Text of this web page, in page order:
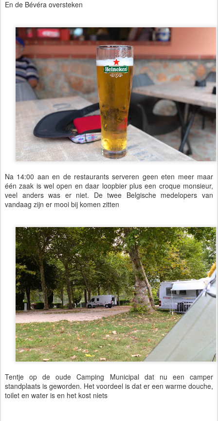
En de Bévéra oversteken
Na 14:00 aan en de restaurants serveren geen eten meer maar
één zaak is wel open en daar loopbier plus een croque monsieur,
veel anders was er niet. De twee Belgische medelopers van
vandaag zijn er mooi bij komen zitten
Tentje op de oude Camping Municipal dat nu een camper
standplaats is geworden. Het voordeel is dat er een warme douche,
toilet en water is en het kost niets